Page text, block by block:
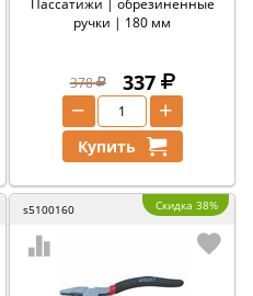
Пассатижи | обрезиненные
ручки | 180 мм
378 337
+
−
Купить
s5100160 Скидка 38%